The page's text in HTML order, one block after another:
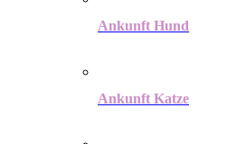
Ankunft Hund
Ankunft Katze